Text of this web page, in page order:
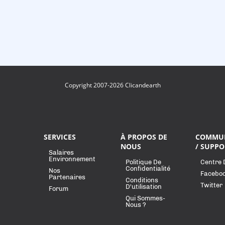
Copyright 2007-2026 Clicandearth
SERVICES
Salaires
Environnement
Nos
Partenaires
Forum
À PROPOS DE
NOUS
Politique De
Confidentialité
Conditions
D'utilisation
Qui Sommes-
Nous ?
/
Centre
Twitter